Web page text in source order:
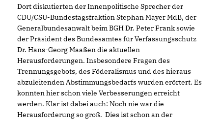
Dort diskutierten der Innenpolitische Sprecher der
CDU/CSU-Bundestagsfraktion Stephan Mayer MdB, der
Generalbundesanwalt beim BGH Dr. Peter Frank sowie
der Präsident des Bundesamtes für Verfassungsschutz
Dr. Hans-Georg Maaßen die aktuellen
Herausforderungen. Insbesondere Fragen des
Trennungsgebots, des Föderalismus und des hieraus
abzuleitenden Abstimmungsbedarfs wurden erörtert. Es
konnten hier schon viele Verbesserungen erreicht
werden. Klar ist dabei auch: Noch nie war die
Herausforderung so groß. Dies ist schon an der